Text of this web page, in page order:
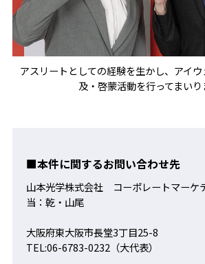
アスリートとしての経験を生かし、アイ
及・啓蒙活動を行ってまいり
■本件に関するお問い合わせ先
山本光学株式会社 コーポレートマー
当：乾・山尾
大阪府東大阪市長堂3丁目25-8
TEL:06-6783-0232（大代表）